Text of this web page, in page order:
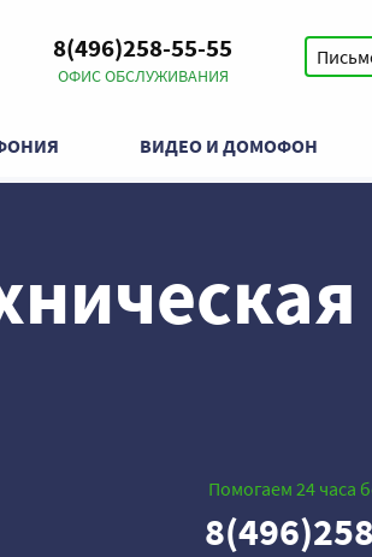
8(496)258-55-55
ОФИС ОБСЛУЖИВАНИЯ
ВИДЕО И ДОМОФОН
Помогаем 24 часа